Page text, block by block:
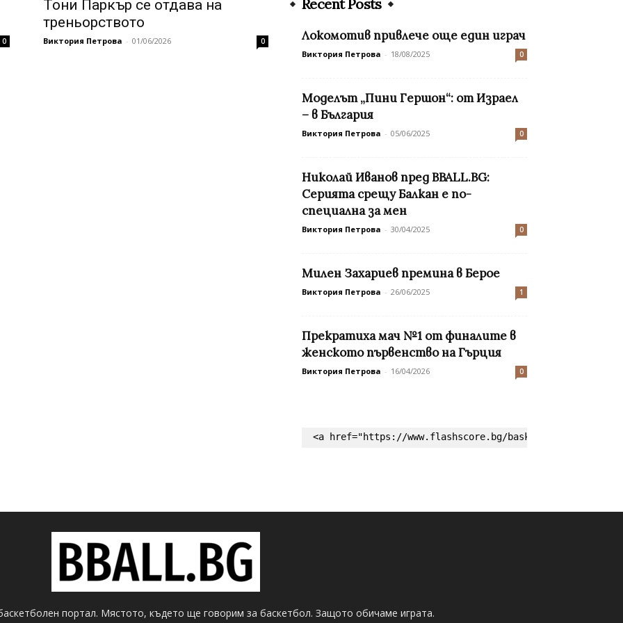
0
Тони Паркър се отдава на
треньорството
Виктория Петрова - 01/06/2026 0
Recent Posts
Локомотив привлече още един играч
Виктория Петрова - 18/08/2025 0
Моделът „Пини Гершон“: от Израел
– в България
Виктория Петрова - 05/06/2025 0
Николай Иванов пред BBALL.BG:
Серията срещу Балкан е по-
специална за мен
Виктория Петрова - 30/04/2025 0
Милен Захариев премина в Берое
Виктория Петрова - 26/06/2025 1
Прекратиха мач №1 от финалите в
женското първенство на Гърция
Виктория Петрова - 16/04/2026 0
<a href="https://www.flashscore.bg/basketball/"
портал. Мястото, където ще говорим за баскетбол. Защото обичаме играта.